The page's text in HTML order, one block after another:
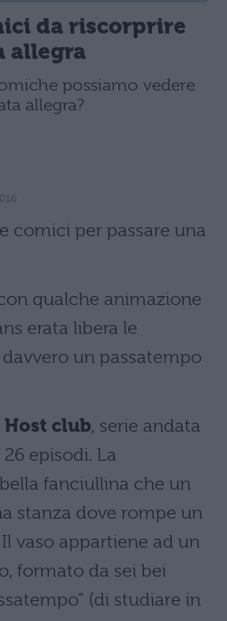
da riscorprire
allegra
possiamo vedere
allegra?
comici per passare una
qualche animazione
erata libera le
un passatempo
Host club, serie andata
episodi. La
fanciullina che un
stanza dove rompe un
vaso appartiene ad un
formato da sei bei
(di studiare in